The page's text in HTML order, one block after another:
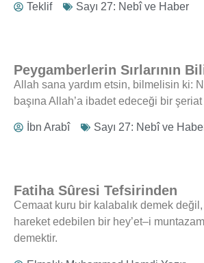
Teklif Sayı 27: Nebî ve Haber
Peygamberlerin Sırlarının
Allah sana yardım etsin, bilmelisin ki:
başına Allah’a ibadet edeceği bir şeriat
İbn Arabî Sayı 27: Nebî ve
Fatiha Sûresi Tefsirinden
Cemaat kuru bir kalabalık demek
hareket edebilen bir hey’et–i
demektir.